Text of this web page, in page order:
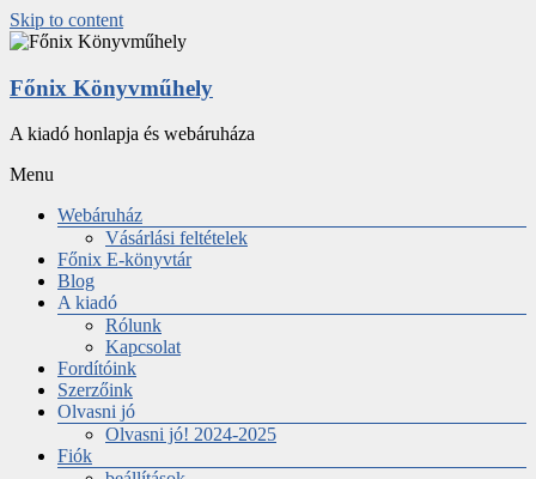
Skip to content
Főnix Könyvműhely
A kiadó honlapja és webáruháza
Menu
Webáruház
Vásárlási feltételek
Főnix E-könyvtár
Blog
A kiadó
Rólunk
Kapcsolat
Fordítóink
Szerzőink
Olvasni jó
Olvasni jó! 2024-2025
Fiók